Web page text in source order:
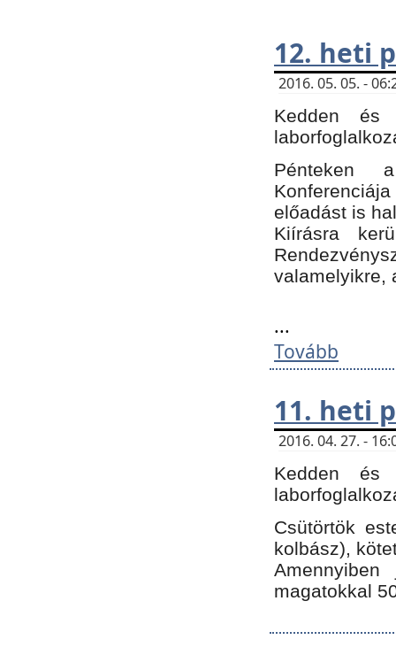
12. heti
2016. 05. 05. -
Kedden és
Pénteken
előadást is
Kiírásra
valamelyikre,
...
Tovább
11. heti
2016. 04. 27. -
Kedden és
Csütörtök
kolbász),
Amennyiben
magatokkal